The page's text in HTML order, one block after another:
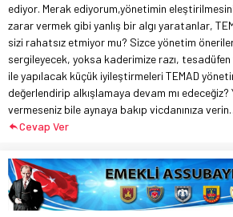
ediyor. Merak ediyorum,yönetimin
zarar vermek gibi yanlış bir algı yaratanlar,
sizi rahatsız etmiyor mu? Sizce yönetim
sergileyecek, yoksa kaderimize razı,
ile yapılacak küçük iyileştirmeleri TEMAD
değerlendirip alkışlamaya devam mı edeceğiz?
vermeseniz bile aynaya bakıp vicdanınıza
Cevap Ver